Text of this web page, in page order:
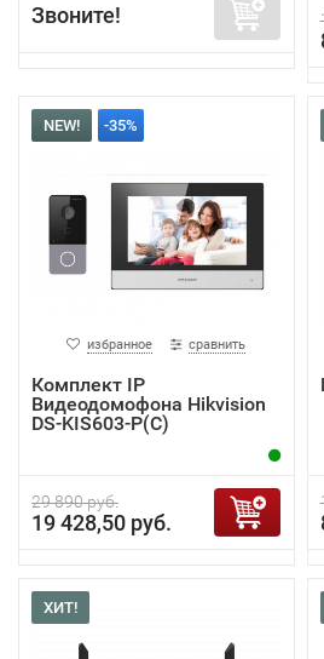
Звоните!
NEW! -35%
избранное сравнить
Комплект IP
Видеодомофона Hikvision
DS-KIS603-P(C)
29 890 руб.
19 428,50 руб.
ХИТ!